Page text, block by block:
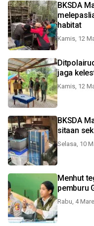
BKSDA
habitat
Kamis, 12
jaga
Kamis, 12
BKSDA
sitaan
Selasa, 10
Menhut
pemburu
Rabu, 4